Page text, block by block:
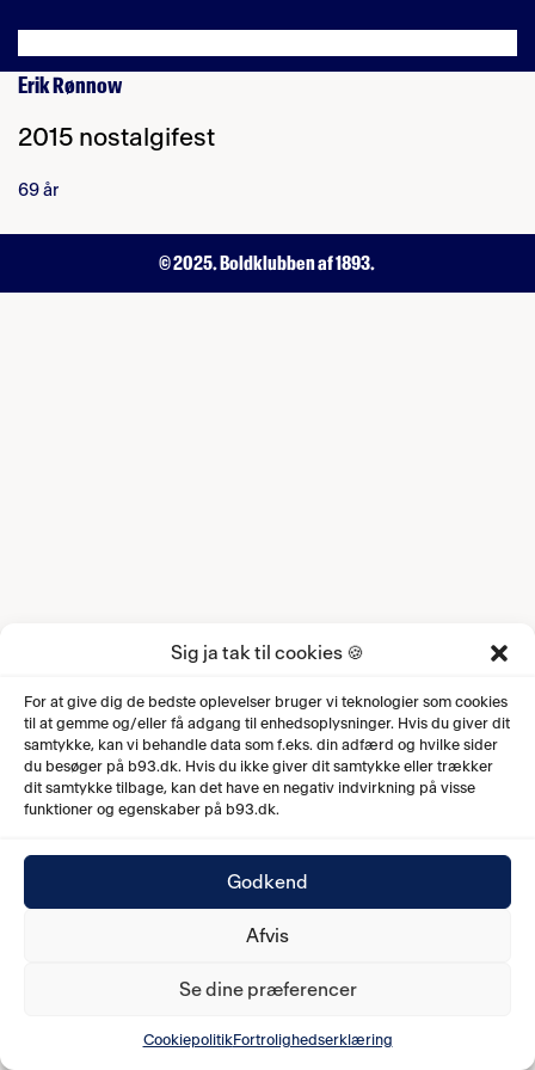
Sig ja tak til cookies 🍪
For at give dig de bedste oplevelser bruger vi teknologier som cookies
til at gemme og/eller få adgang til enhedsoplysninger. Hvis du giver dit
samtykke, kan vi behandle data som f.eks. din adfærd og hvilke sider
du besøger på b93.dk. Hvis du ikke giver dit samtykke eller trækker
dit samtykke tilbage, kan det have en negativ indvirkning på visse
funktioner og egenskaber på b93.dk.
Godkend
Afvis
Se dine præferencer
CookiepolitikFortrolighedserklæring
Erik Rønnow
2015 nostalgifest
69 år
© 2025. Boldklubben af 1893.